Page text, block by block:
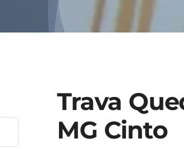
Trava
MG Cinto